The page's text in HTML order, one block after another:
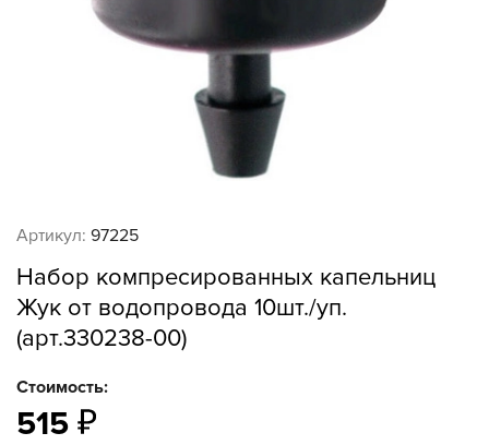
Артикул: 97225
Набор компресированных капельниц
Жук от водопровода 10шт./уп.
(арт.330238-00)
Стоимость:
515